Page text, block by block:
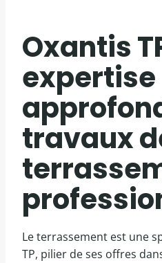
Oxantis
expertise
travaux
Le terrassement est une
TP, pilier de ses offres